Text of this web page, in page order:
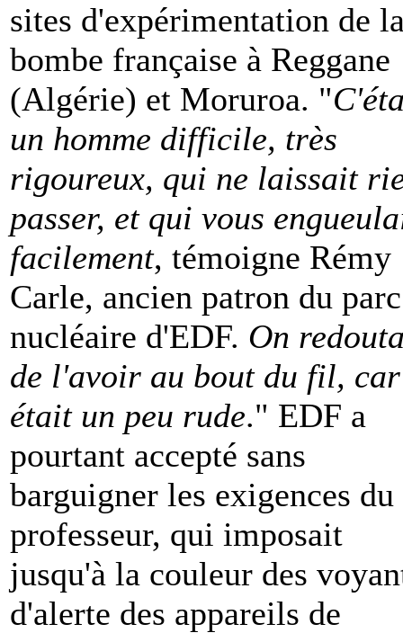
sites d'expérimentation de
bombe française à Reggane
(Algérie) et Moruroa. "
un homme difficile, très
rigoureux, qui ne laissait
passer, et qui vous
facilement, témoigne Rémy
Carle, ancien patron du parc
nucléaire d'EDF. On
de l'avoir au bout du fil,
était un peu rude." EDF a
pourtant accepté sans
barguigner les exigences du
professeur, qui imposait
jusqu'à la couleur des
d'alerte des appareils de